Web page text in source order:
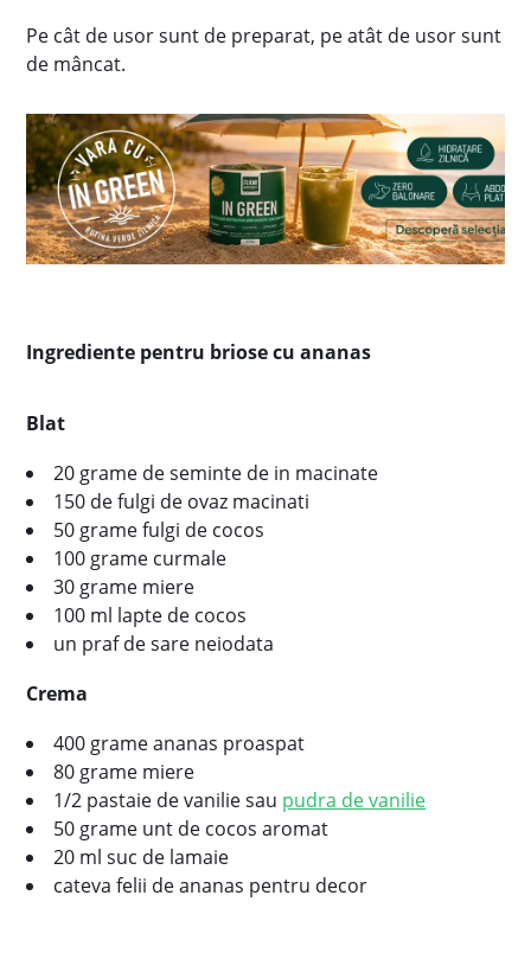
Pe cât de usor sunt de preparat, pe atât de usor sunt
de mâncat.
Ingrediente pentru briose cu ananas
Blat
20 grame de seminte de in macinate
150 de fulgi de ovaz macinati
50 grame fulgi de cocos
100 grame curmale
30 grame miere
100 ml lapte de cocos
un praf de sare neiodata
Crema
400 grame ananas proaspat
80 grame miere
1/2 pastaie de vanilie sau pudra de vanilie
50 grame unt de cocos aromat
20 ml suc de lamaie
cateva felii de ananas pentru decor